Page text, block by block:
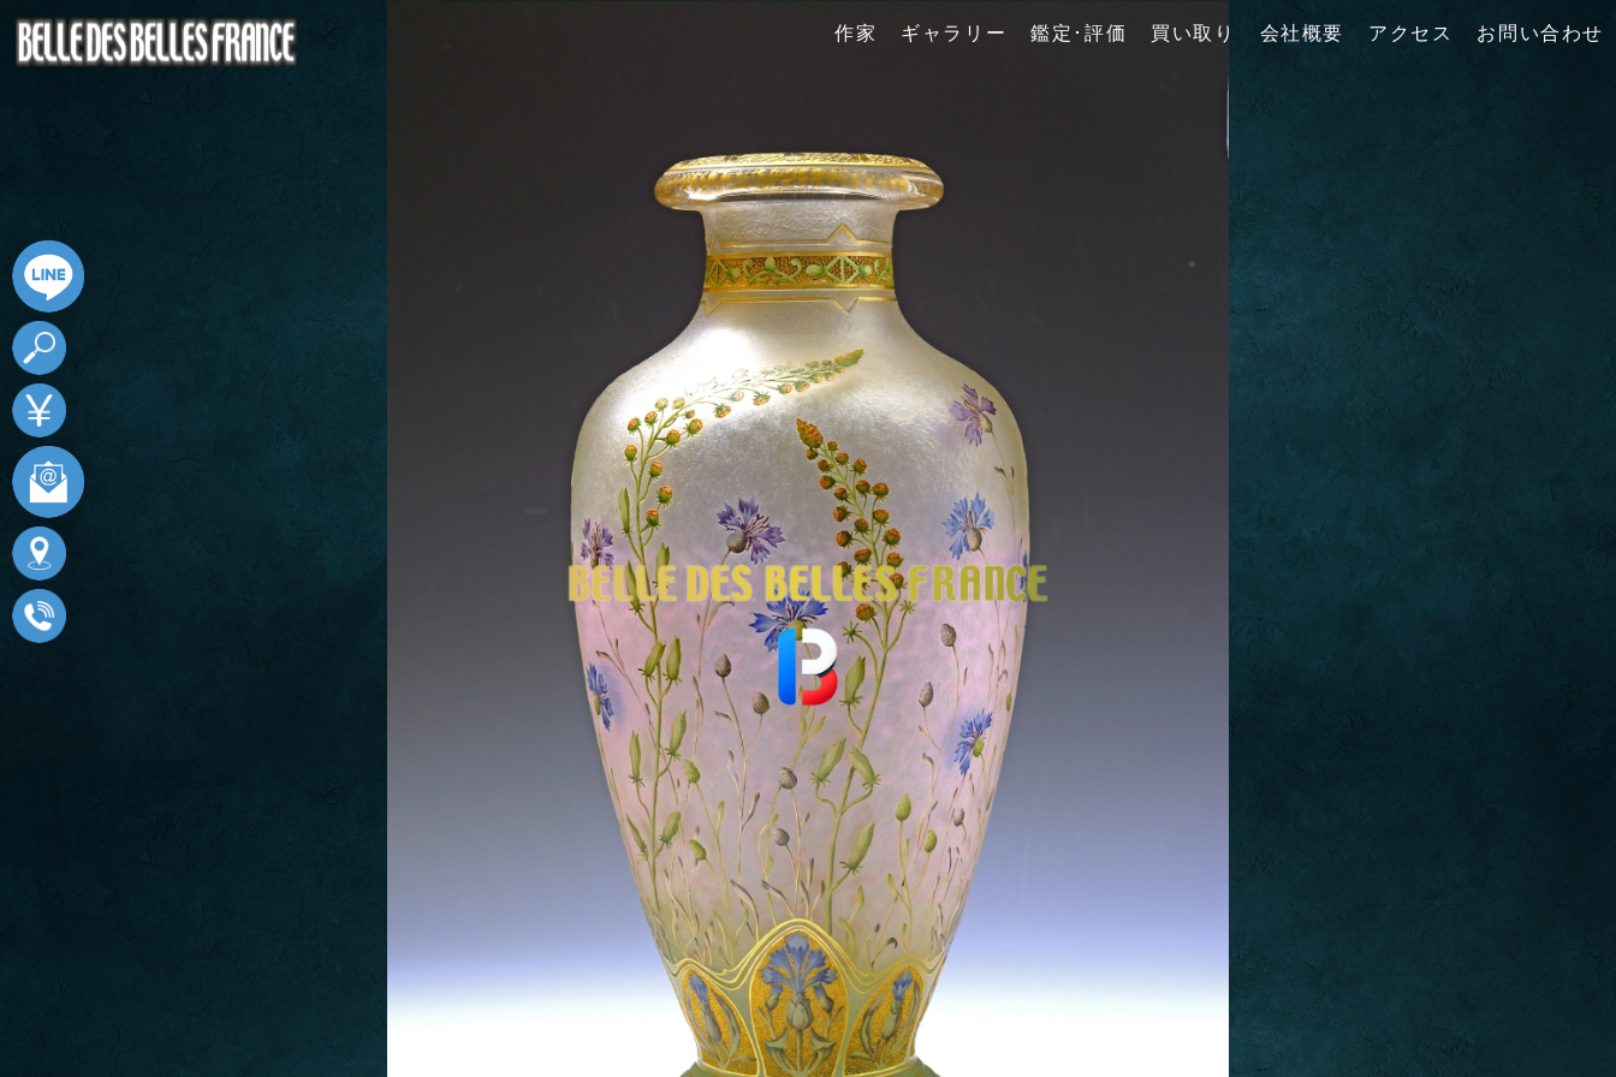
作家 ギャラリー 鑑定･評価 買い取り 会社概要 アクセス お問い合わせ